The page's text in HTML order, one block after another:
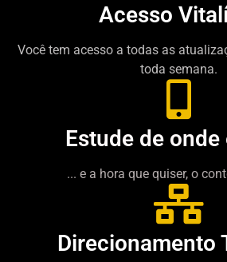
Acesso
Você tem acesso a todas as
toda semana.
Estude de onde
... e a hora que quiser, o
Direcionamento